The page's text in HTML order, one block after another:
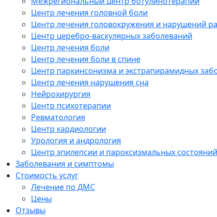
Центр лечения головной боли
Центр лечения головокружения и нарушений
Центр церебро-васкулярных заболеваний
Центр лечения боли
Центр лечения боли в спине
Центр паркинсонизма и экстрапирамидных
Центр лечения нарушения сна
Нейрохирургия
Центр психотерапии
Ревматология
Центр кардиологии
Урология и андрология
Центр эпилепсии и пароксизмальных состояний
Заболевания и симптомы
Стоимость услуг
Лечение по ДМС
Цены
Отзывы